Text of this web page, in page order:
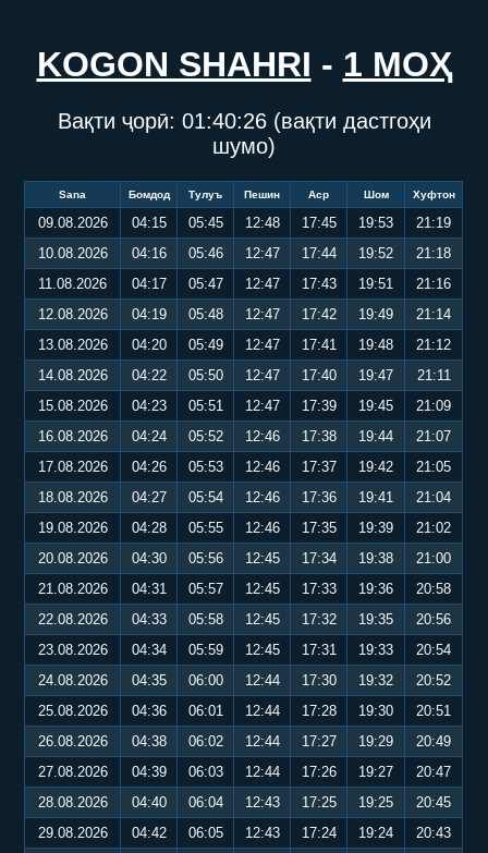
KOGON SHAHRI - 1 МОҲ
Вақти ҷорӣ: 01:40:27(вақти дастгоҳи
шумо)
Sana Бомдод Тулуъ Пешин Аср Шом Хуфтон
09.08.2026 04:15 05:45 12:48 17:45 19:53
21:19
10.08.2026
04:16 05:46 12:47 17:44 19:52
21:18
11.08.2026
04:17 05:47 12:47 17:43 19:51
21:16
12.08.2026
04:19 05:48 12:47 17:42 19:49
21:14
13.08.2026
04:20 05:49 12:47 17:41 19:48
21:12
14.08.2026
04:22 05:50 12:47 17:40 19:47
21:11
15.08.2026
04:23 05:51 12:47 17:39 19:45
21:09
16.08.2026
04:24 05:52 12:46 17:38 19:44
21:07
17.08.2026
04:26 05:53 12:46 17:37 19:42
21:05
18.08.2026
04:27 05:54 12:46 17:36 19:41
21:04
19.08.2026
04:28 05:55 12:46 17:35 19:39
21:02
20.08.2026
04:30 05:56 12:45 17:34 19:38
21:00
21.08.2026
04:31 05:57 12:45 17:33 19:36
20:58
22.08.2026
04:33 05:58 12:45 17:32 19:35
20:56
23.08.2026
04:34 05:59 12:45 17:31 19:33
20:54
24.08.2026
04:35 06:00 12:44 17:30 19:32
20:52
25.08.2026
04:36 06:01 12:44 17:28 19:30
20:51
26.08.2026
04:38 06:02 12:44 17:27 19:29
20:49
27.08.2026
04:39 06:03 12:44 17:26 19:27
20:47
28.08.2026
04:40 06:04 12:43 17:25 19:25
20:45
29.08.2026
04:42 06:05 12:43 17:24 19:24
20:43